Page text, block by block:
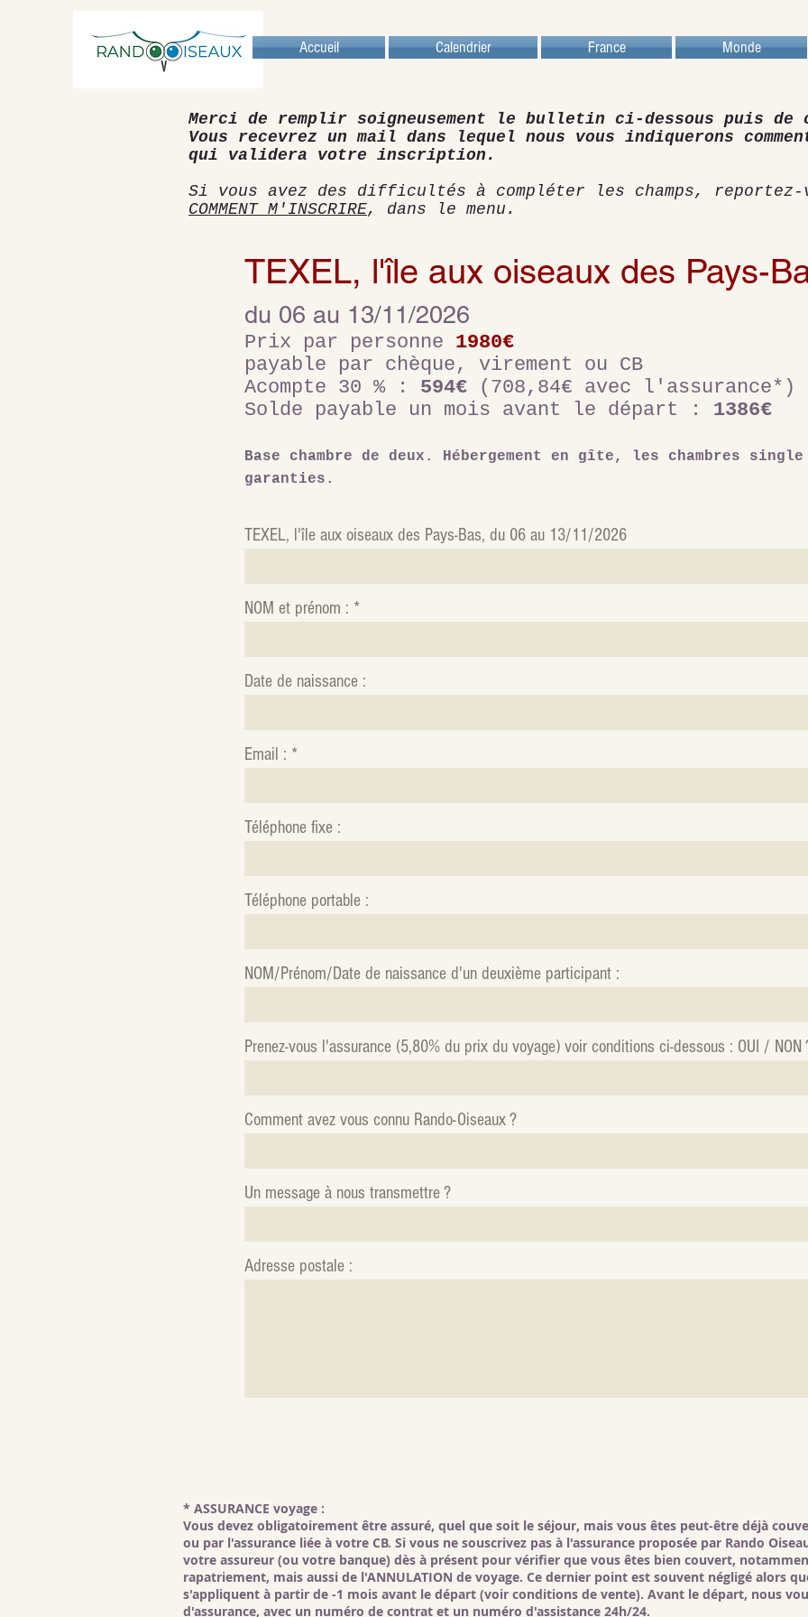
Accueil Calendrier France Monde
Merci de remplir soigneusement le bulletin ci-dessous puis de
Vous recevrez un mail dans lequel nous vous indiquerons
qui validera votre inscription.
Si vous avez des difficultés à compléter les champs,
COMMENT M'INSCRIRE, dans le menu.
TEXEL, l'île aux oiseaux des Pays-
du 06 au 13/11/2026
Prix par personne 1980€
payable par chèque, virement ou CB
Acompte 30 % : 594€ (708,84€ avec l'assurance*)
Solde payable un mois avant le départ
: 1386€
Base chambre de deux . Hébergement en gîte, les chambres
garanties.
TEXEL, l'île aux oiseaux des Pays-Bas, du 06 au 13/11/2026
NOM et prénom :
Date de naissance :
Email :
Téléphone fixe :
Téléphone portable :
NOM/Prénom/Date de naissance d'un deuxième participant :
Prenez-vous l'assurance (5,80% du prix du voyage) voir conditions ci-dessous : OUI / NON
Comment avez vous connu Rando-Oiseaux ?
Un message à nous transmettre ?
Adresse postale :
* ASSURANCE voyage :
Vous devez obligatoirement être assuré, quel que soit le séjour, mais vous êtes peut-être déjà
ou par l'assurance liée à votre CB. Si vous ne souscrivez pas à l'assurance proposée par Rando
votre assureur (ou votre banque) dès à présent pour vérifier que vous êtes bien couvert,
rapatriement, mais aussi de l'ANNULATION de voyage. Ce dernier point est souvent négligé alors
s'appliquent à partir de -1 mois avant le départ (voir conditions de vente). Avant le départ, nous
d'assurance, avec un numéro de contrat et un numéro d'assistance 24h/24.